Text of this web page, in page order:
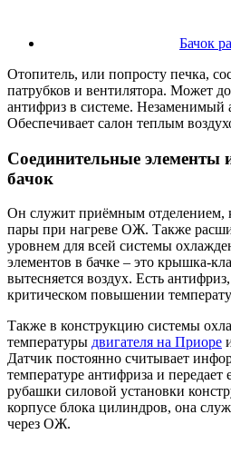
Бачок
Отопитель, или попросту печка,
патрубков и вентилятора. Может
антифриз в системе. Незаменимый
Обеспечивает салон теплым
Соединительные элементы
бачок
Он служит приёмным отделением,
пары при нагреве ОЖ. Также
уровнем для всей системы
элементов в бачке – это крышка-
вытесняется воздух. Есть
критическом повышении
Также в конструкцию системы
температуры двигателя на Приоре
Датчик постоянно считывает
температуре антифриза и
рубашки силовой установки
корпусе блока цилиндров, она
через ОЖ.